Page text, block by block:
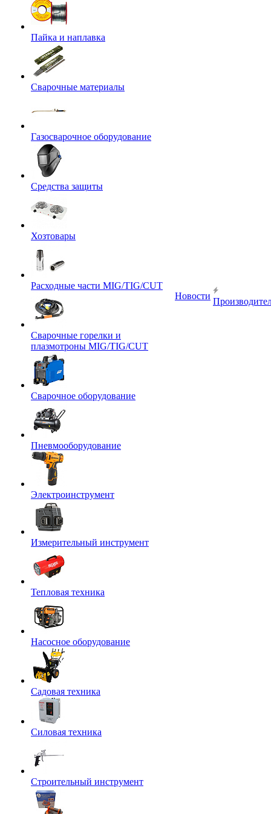
Пайка и наплавка
Сварочные материалы
Газосварочное оборудование
Средства защиты
Хозтовары
Расходные части MIG/TIG/CUT
Сварочные горелки и
плазмотроны MIG/TIG/CUT
Сварочное оборудование
Пневмооборудование
Электроинструмент
Измерительный инструмент
Тепловая техника
Насосное оборудование
Садовая техника
Силовая техника
Строительный инструмент
Новости